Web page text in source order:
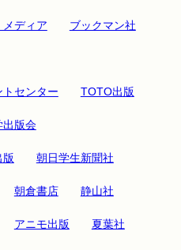
メディア ブックマン社
トセンター TOTO出版
出版会
版 朝日学生新聞社
朝倉書店 静山社
アニモ出版 夏葉社